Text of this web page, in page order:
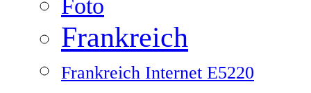
Foto
Frankreich
Frankreich Internet E5220